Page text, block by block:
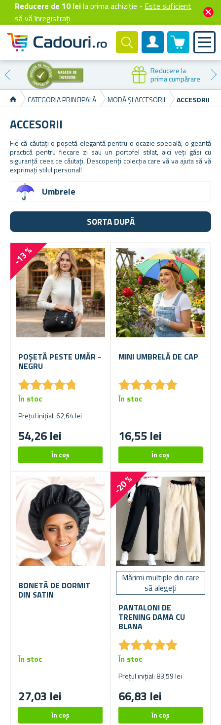
Reducere de 10 leila prima achiziție - Este suficient
să vă înregistrați
Cont client
0 produselor
Alegerea rapidă
în 3 apăsări de buton
Doar
16 lei cost de livrare
CATEGORIA PRINCIPALĂ MODĂ ȘI ACCESORII ACCESORII
ACCESORII
Fie că căutați o poșetă elegantă pentru o ocazie specială, o geantă
practică pentru fiecare zi sau un portofel stilat, aici veți găsi cu
siguranță ceea ce căutați. Descoperiți colecția care vă va ajuta să vă
exprimați stilul personal!
Umbrele
SORTA DUPĂ
-13 %
POȘETĂ PESTE UMĂR -
NEGRU
★★★★★
★★★★★
Prețul inițial: 62,64 lei
54,26 lei
În stoc
MINI UMBRELĂ DE CAP
★★★★★
★★★★★
16,55 lei
În stoc
BONETĂ DE DORMIT
DIN SATIN
27,03 lei
În stoc
-20 %
Mărimi multiple din care
să alegeți
PANTALONI DE
TRENING DAMA CU
BLANA
★★★★★
★★★★★
Prețul inițial: 83,59 lei
66,83 lei
În stoc